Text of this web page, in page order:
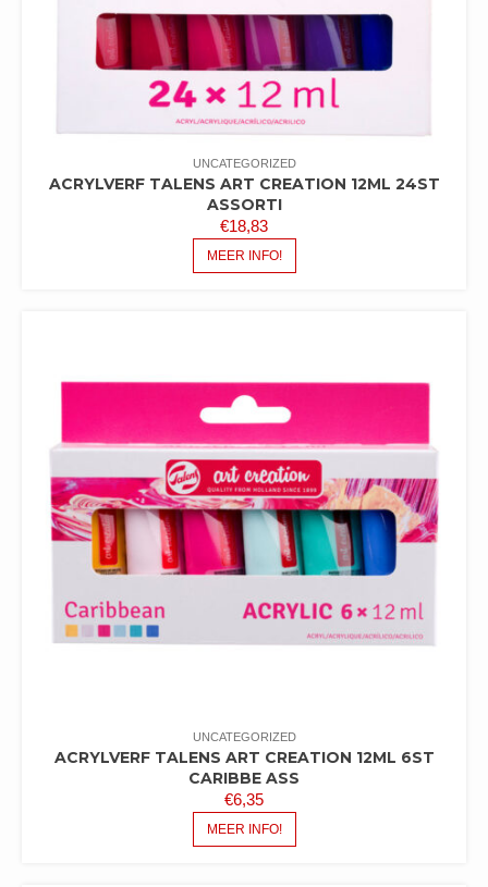
UNCATEGORIZED
ACRYLVERF TALENS ART CREATION 12ML 24ST
ASSORTI
€18,83
MEER INFO!
UNCATEGORIZED
ACRYLVERF TALENS ART CREATION 12ML 6ST
CARIBBE ASS
€6,35
MEER INFO!